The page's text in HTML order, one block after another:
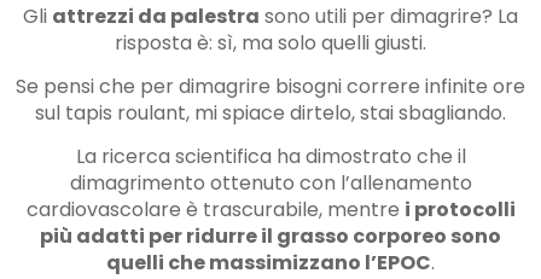
Gli attrezzi da palestra sono utili per dimagrire? La
risposta è: sì, ma solo quelli giusti.
Se pensi che per dimagrire bisogni correre infinite ore
sul tapis roulant, mi spiace dirtelo, stai sbagliando.
La ricerca scientifica ha dimostrato che il
dimagrimento ottenuto con l’allenamento
cardiovascolare è trascurabile, mentre i protocolli
più adatti per ridurre il grasso corporeo sono
quelli che massimizzano l’EPOC.